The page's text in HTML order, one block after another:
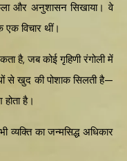
और अनुशासन सिखाया। वे
एक विचार थीं।
है, जब कोई गृहिणी रंगोली में
से खुद की पोशाक सिलती है—
है।
व्यक्ति का जन्मसिद्ध अधिकार